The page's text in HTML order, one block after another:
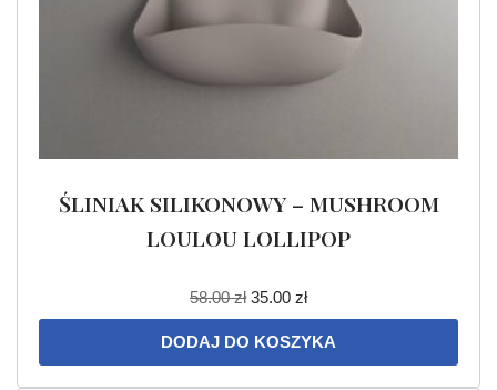
ŚLINIAK SILIKONOWY – MUSHROOM
LOULOU LOLLIPOP
58.00zł 35.00 zł
DODAJ DO KOSZYKA